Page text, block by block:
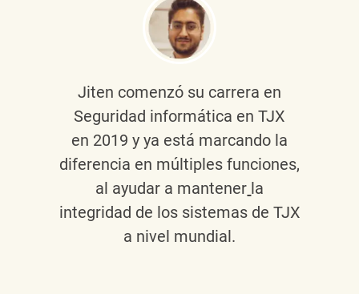
Jiten comenzó su carrera en
Seguridad informática en TJX
en 2019 y ya está marcando la
diferencia en múltiples funciones,
al ayudar a mantener la
integridad de los sistemas de TJX
a nivel mundial.